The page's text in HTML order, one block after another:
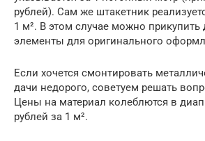
рублей). Сам же штакетник
1 м². В этом случае можно
элементы для оригинального
Если хочется смонтировать
дачи недорого, советуем решать
Цены на материал колеблются в
рублей за 1 м².